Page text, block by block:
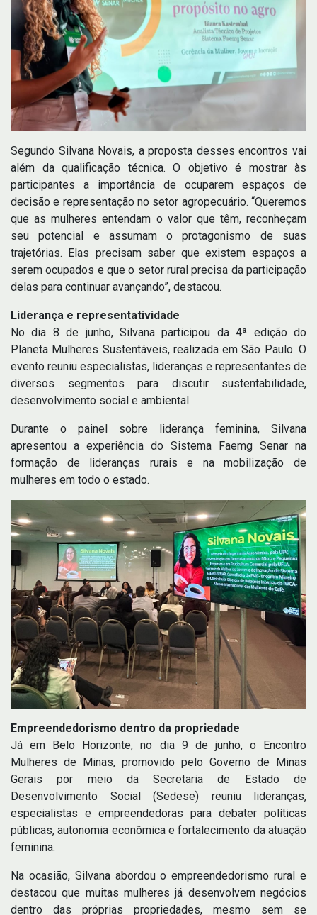
Segundo Silvana Novais, a proposta desses encontros vai
além da qualificação técnica. O objetivo é mostrar às
participantes a importância de ocuparem espaços de
decisão e representação no setor agropecuário. “Queremos
que as mulheres entendam o valor que têm, reconheçam
seu potencial e assumam o protagonismo de suas
trajetórias. Elas precisam saber que existem espaços a
serem ocupados e que o setor rural precisa da participação
delas para continuar avançando”, destacou.
Liderança e representatividade
No dia 8 de junho, Silvana participou da 4ª edição do
Planeta Mulheres Sustentáveis, realizada em São Paulo. O
evento reuniu especialistas, lideranças e representantes de
diversos segmentos para discutir sustentabilidade,
desenvolvimento social e ambiental.
Durante o painel sobre liderança feminina, Silvana
apresentou a experiência do Sistema Faemg Senar na
formação de lideranças rurais e na mobilização de
mulheres em todo o estado.
Empreendedorismo dentro da propriedade
Já em Belo Horizonte, no dia 9 de junho, o Encontro
Mulheres de Minas, promovido pelo Governo de Minas
Gerais por meio da Secretaria de Estado de
Desenvolvimento Social (Sedese) reuniu lideranças,
especialistas e empreendedoras para debater políticas
públicas, autonomia econômica e fortalecimento da atuação
feminina.
Na ocasião, Silvana abordou o empreendedorismo rural e
destacou que muitas mulheres já desenvolvem negócios
dentro das próprias propriedades, mesmo sem se